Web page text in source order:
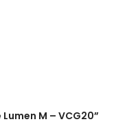
M – VCG20”